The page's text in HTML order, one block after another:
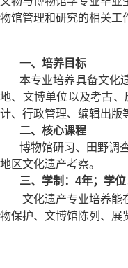
物馆管理和研究的相关工
一、培养目标
本专业培养具备文化
地、文博单位以及考古
计、行政管理、编辑出版
二、核心课程
博物馆研习、田野调
地区文化遗产考察。
三、学制： 4年；学位
文化遗产专业培养能
物保护、文博馆陈列、展